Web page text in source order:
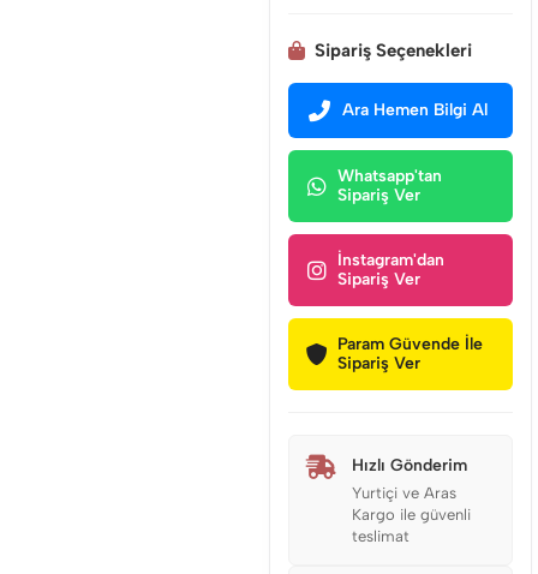
Sipariş Seçenekleri
Ara Hemen Bilgi Al
Whatsapp'tan
Sipariş Ver
İnstagram'dan
Sipariş Ver
Param Güvende İle
Sipariş Ver
Hızlı Gönderim
Yurtiçi ve Aras
Kargo ile güvenli
teslimat